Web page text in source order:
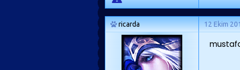
ricarda 12 Ekim